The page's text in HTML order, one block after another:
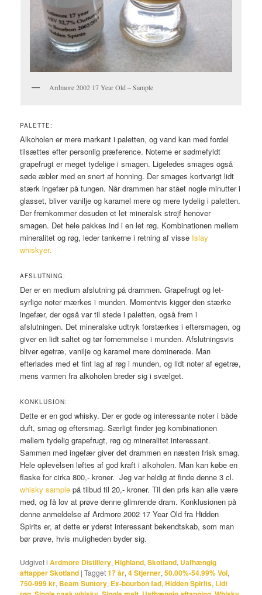
Ardmore 2002 17 Year Old – Sample
PALETTE:
Alkoholen er mere markant i paletten, og vand kan med fordel
tilsættes efter personlig præference. Noterne er sødmefyldt
grapefrugt er meget tydelige i smagen. Ligeledes smages også
søde æbler med en snert af honning. Der smages kortvarigt lidt
stærk ingefær på tungen. Når drammen har stået nogle minutter i
glasset, bliver vanilje og karamel mere og mere tydelig i paletten.
Der fremkommer desuden et let mineralsk strejf henover
smagen. Det hele pakkes ind i en let røg. Kombinationen mellem
mineralitet og røg, leder tankerne i retning af visse Islay
whiskyer.
AFSLUTNING:
Der er en medium afslutning på drammen. Grapefrugt og let-
syrlige noter mærkes i munden. Momentvis kigger den stærke
ingefær, der også var til stede i paletten, også frem i
afslutningen. Det mineralske udtryk forstærkes i eftersmagen, og
giver en lidt saltet og tør fornemmelse i munden. Afslutningsvis
bliver egetræ, vanilje og karamel mere dominerede. Man
efterlades med et fint lag af røg i munden, og lidt noter af egetræ,
mens varmen fra alkoholen breder sig i svælget.
KONKLUSION:
Dette er en god whisky. Der er gode og interessante noter i både
duft, smag og eftersmag. Særligt finder jeg kombinationen
mellem tydelig grapefrugt, røg og mineralitet interessant.
Sammen med ingefær giver det drammen en næsten frisk smag.
Hele oplevelsen løftes af god kraft i alkoholen. Man kan købe en
flaske for cirka 800,- kroner. Jeg var heldig at finde denne 3 cl.
whisky sample på tilbud til 20,- kroner. Til den pris kan alle være
med, og få lov at prøve denne glimrende dram. Konklusionen på
denne anmeldelse af Ardmore 2002 17 Year Old fra Hidden
Spirits er, at dette er yderst interessant bekendtskab, som man
bør prøve, hvis muligheden byder sig.
Udgivet i Ardmore Distillery,Highland,Skotland, Uafhængig
aftapper Skotland |Tagget17 år,4 Stjerner,50.00%-54.99% Vol,
750-999 kr, Beam Suntory, Ex-bourbon fad,Hidden Spirits, Lidt